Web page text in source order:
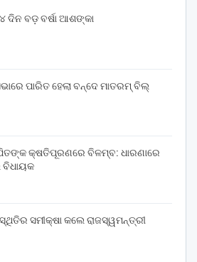
ଦିନ ବଡ଼ ବର୍ଷା ଆଶଙ୍କା
ପାରିତ ହେଲା ବନ୍ଦେ ମାତରମ୍‌ ବିଲ୍‌
କ୍ଷତିପୂରଣରେ ବିଳମ୍ବ: ଧାରଣାରେ
ବିଧାୟକ
ସମୀକ୍ଷା କଲେ ରାଜସ୍ୱମନ୍ତ୍ରୀ